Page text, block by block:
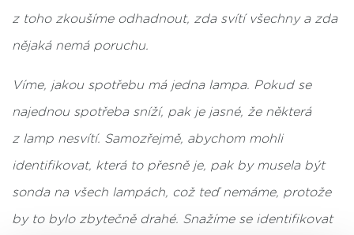
z toho zkoušíme odhadnout, zda svítí všechny a zda
nějaká nemá poruchu.
Víme, jakou spotřebu má jedna lampa. Pokud se
najednou spotřeba sníží, pak je jasné, že některá
z lamp nesvítí. Samozřejmě, abychom mohli
identifikovat, která to přesně je, pak by musela být
sonda na všech lampách, což teď nemáme, protože
by to bylo zbytečně drahé. Snažíme se identifikovat